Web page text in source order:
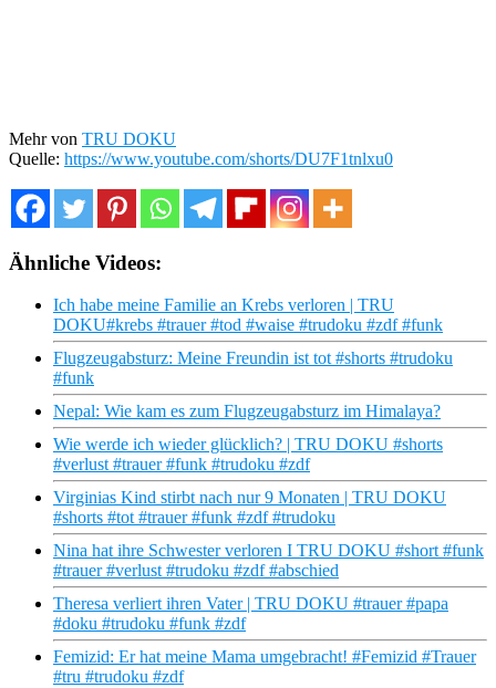
Mehr von TRU DOKU
Quelle: https://www.youtube.com/shorts/DU7F1tnlxu0
Ähnliche Videos:
Ich habe meine Familie an Krebs verloren | TRU
DOKU#krebs #trauer #tod #waise #trudoku #zdf #funk
Flugzeugabsturz: Meine Freundin ist tot #shorts #trudoku
#funk
Nepal: Wie kam es zum Flugzeugabsturz im Himalaya?
Wie werde ich wieder glücklich? | TRU DOKU #shorts
#verlust #trauer #funk #trudoku #zdf
Virginias Kind stirbt nach nur 9 Monaten | TRU DOKU
#shorts #tot #trauer #funk #zdf #trudoku
Nina hat ihre Schwester verloren I TRU DOKU #short #funk
#trauer #verlust #trudoku #zdf #abschied
Theresa verliert ihren Vater | TRU DOKU #trauer #papa
#doku #trudoku #funk #zdf
Femizid: Er hat meine Mama umgebracht! #Femizid #Trauer
#tru #trudoku #zdf